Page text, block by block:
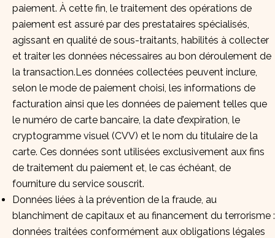
paiement. À cette fin, le traitement des opérations de
paiement est assuré par des prestataires spécialisés,
agissant en qualité de sous-traitants, habilités à collecter
et traiter les données nécessaires au bon déroulement de
la transaction.Les données collectées peuvent inclure,
selon le mode de paiement choisi, les informations de
facturation ainsi que les données de paiement telles que
le numéro de carte bancaire, la date d’expiration, le
cryptogramme visuel (CVV) et le nom du titulaire de la
carte. Ces données sont utilisées exclusivement aux fins
de traitement du paiement et, le cas échéant, de
fourniture du service souscrit.
Données liées à la prévention de la fraude, au
blanchiment de capitaux et au financement du terrorisme :
données traitées conformément aux obligations légales